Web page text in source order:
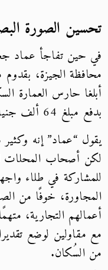
تحسين الصورة
في حين تفاجأ عماد
محافظة الجيزة،
أبلغا حارس العمارة
بدفع مبلغ 64 ألف جنيه نظير تجديد طلاء واجهة العقار.
يقول “عماد” إنه
لكن أصحاب المحلات
للمشاركة في طلاء
المجاورة، خوفًا من
أعمالهم التجارية،
مع مقاولين لوضع
من السُكان.